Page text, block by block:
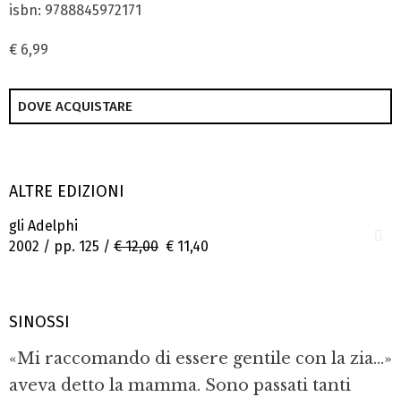
isbn: 9788845972171
€ 6,99
DOVE ACQUISTARE
ALTRE EDIZIONI
gli Adelphi
2002 / pp. 125 / € 12,00 € 11,40
SINOSSI
«Mi raccomando di essere gentile con la zia...»
aveva detto la mamma. Sono passati tanti